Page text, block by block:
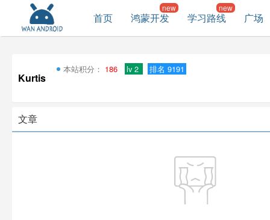
首页 鸿蒙开发 学习路线 广场
Kurtis
本站积分： 186 lv 2 排名 9191
文章